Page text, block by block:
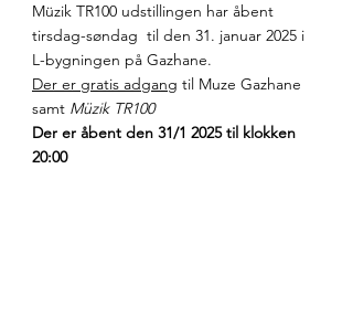
Müzik TR100 udstillingen har åbent
tirsdag-søndag  til den 31. januar 2025 i
L-bygningen på Gazhane.
Der er gratis adgang til Muze Gazhane
samt Müzik TR100
Der er åbent den 31/1 2025 til klokken
20:00